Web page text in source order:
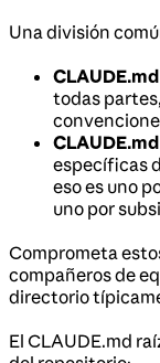
Una división
todas
específicas
eso es uno
uno por
Comprometa
compañeros de
directorio
El CLAUDE.md